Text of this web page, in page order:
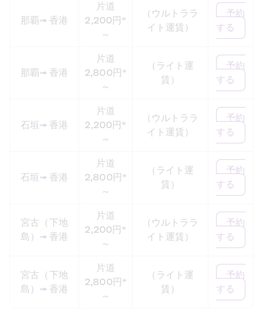
那覇➟ 香港
片道
2,200円*
～
（ウルトララ
イト運賃）
予約
する
那覇➟ 香港
片道
2,800円*
～
（ライト運
賃）
予約
する
石垣➟ 香港
片道
2,200円*
～
（ウルトララ
イト運賃）
予約
する
石垣➟ 香港
片道
2,800円*
～
（ライト運
賃）
予約
する
宮古（下地
島） ➟ 香港
片道
2,200円*
～
（ウルトララ
イト運賃）
予約
する
宮古（下地
島） ➟ 香港
片道
2,800円*
～
（ライト運
賃）
予約
する